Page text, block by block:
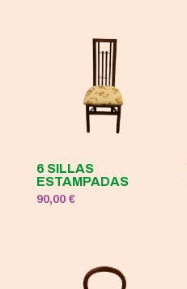
6 SILLAS
ESTAMPADAS
90,00 €